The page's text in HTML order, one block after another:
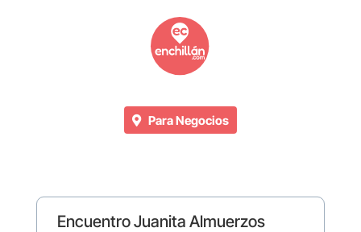
Para Negocios
Encuentro Juanita Almuerzos